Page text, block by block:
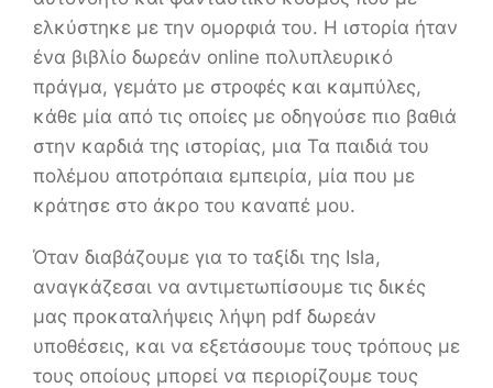
ελκύστηκε με την ομορφιά του. Η ιστορία ήταν
ένα βιβλίο δωρεάν online πολυπλευρικό
πράγμα, γεμάτο με στροφές και καμπύλες,
κάθε μία από τις οποίες με οδηγούσε πιο βαθιά
στην καρδιά της ιστορίας, μια Τα παιδιά του
πολέμου αποτρόπαια εμπειρία, μία που με
κράτησε στο άκρο του καναπέ μου.
Όταν διαβάζουμε για το ταξίδι της Isla,
αναγκάζεσαι να αντιμετωπίσουμε τις δικές
μας προκαταλήψεις λήψη pdf δωρεάν
υποθέσεις, και να εξετάσουμε τους τρόπους με
τους οποίους μπορεί να περιορίζουμε τους